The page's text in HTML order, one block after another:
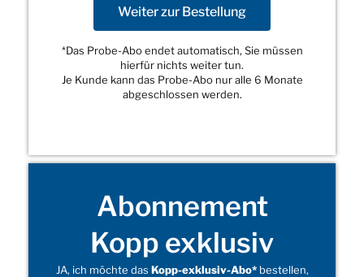
Weiter zur Bestellung
*Das Probe-Abo endet automatisch, Sie müssen
hierfür nichts weiter tun.
Je Kunde kann das Probe-Abo nur alle 6 Monate
abgeschlossen werden.
Abonnement
Kopp exklusiv
JA, ich möchte das Kopp-exklusiv-Abo*bestellen,